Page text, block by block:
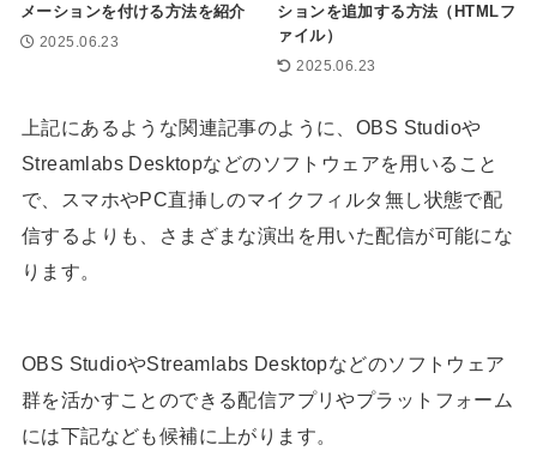
メーションを付ける方法を紹介
2025.06.23
ションを追加する方法（HTMLフ
ァイル）
2025.06.23
上記にあるような関連記事のように、OBS Studioや
Streamlabs Desktopなどのソフトウェアを用いること
で、スマホやPC直挿しのマイクフィルタ無し状態で配
信するよりも、さまざまな演出を用いた配信が可能にな
ります。
OBS StudioやStreamlabs Desktopなどのソフトウェア
群を活かすことのできる配信アプリやプラットフォーム
には下記なども候補に上がります。